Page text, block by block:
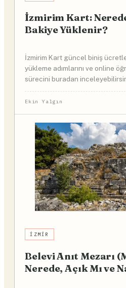
İzmirim Kart:
Bakiye Yüklenir?
İzmirim Kart güncel biniş
yükleme adımlarını ve online
sürecini buradan
Ekin Yalgın
İZMIR
Belevi Anıt Mezarı
Nerede, Açık Mı ve